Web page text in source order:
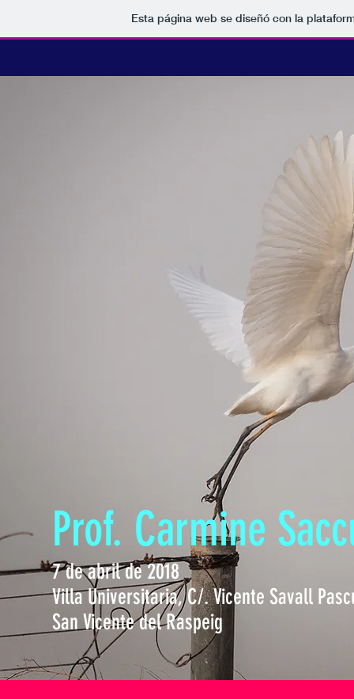
Esta página web se diseñó con la
Prof. Carmine
7 de abril de 2018
Villa Universitaria, C/. Vicente Savall
San Vicente del Raspeig